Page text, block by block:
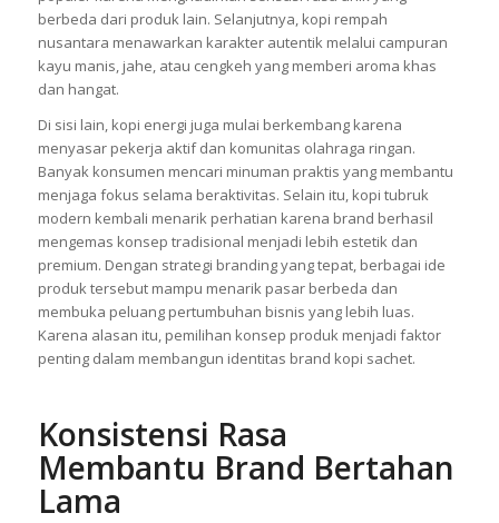
berbeda dari produk lain. Selanjutnya, kopi rempah
nusantara menawarkan karakter autentik melalui campuran
kayu manis, jahe, atau cengkeh yang memberi aroma khas
dan hangat.
Di sisi lain, kopi energi juga mulai berkembang karena
menyasar pekerja aktif dan komunitas olahraga ringan.
Banyak konsumen mencari minuman praktis yang membantu
menjaga fokus selama beraktivitas. Selain itu, kopi tubruk
modern kembali menarik perhatian karena brand berhasil
mengemas konsep tradisional menjadi lebih estetik dan
premium. Dengan strategi branding yang tepat, berbagai ide
produk tersebut mampu menarik pasar berbeda dan
membuka peluang pertumbuhan bisnis yang lebih luas.
Karena alasan itu, pemilihan konsep produk menjadi faktor
penting dalam membangun identitas brand kopi sachet.
Konsistensi Rasa
Membantu Brand Bertahan
Lama